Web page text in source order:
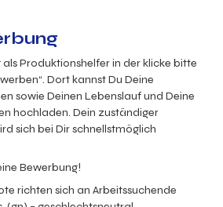
als Produktionshelferin der klicke bitte
Dort kannst Du Deine
sowie Deinen Lebenslauf und Deine
hochladen. Dein zuständiger
sich bei Dir schnellstmöglich
Bewerbung!
richten sich an Arbeitssuchende